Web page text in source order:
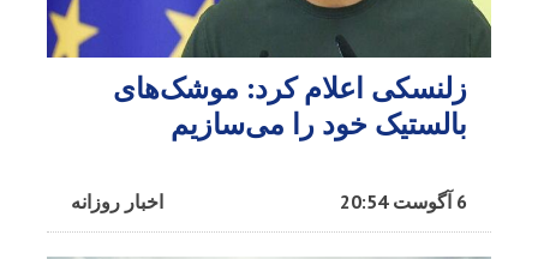
زلنسکی اعلام کرد: موشک‌های
بالستیک خود را می‌سازیم
اخبار روزانه 6 آگوست 20:54